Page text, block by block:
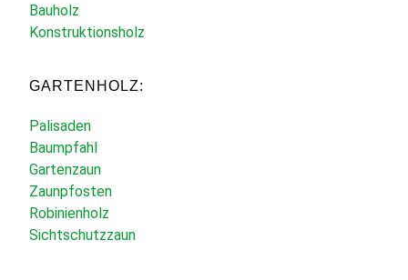
Bauholz
Konstruktionsholz
GARTENHOLZ:
Palisaden
Baumpfahl
Gartenzaun
Zaunpfosten
Robinienholz
Sichtschutzzaun